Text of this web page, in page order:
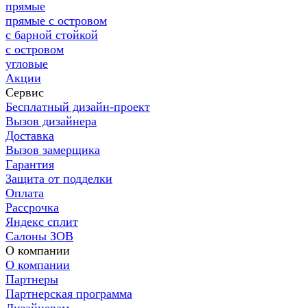
прямые
прямые с островом
с барной стойкой
с островом
угловые
Акции
Сервис
Бесплатный дизайн-проект
Вызов дизайнера
Доставка
Вызов замерщика
Гарантия
Защита от подделки
Оплата
Рассрочка
Яндекс сплит
Салоны ЗОВ
О компании
О компании
Партнеры
Партнерская программа